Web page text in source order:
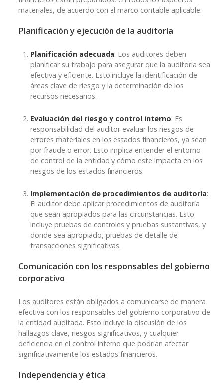
materiales, de acuerdo con el marco contable aplicable.
Planificación y ejecución de la auditoría
Planificación adecuada: Los auditores deben
planificar su trabajo para asegurar que la auditoría sea
efectiva y eficiente. Esto incluye la identificación de
áreas clave de riesgo y la determinación de los
recursos necesarios.
Evaluación del riesgo y control interno: Es
responsabilidad del auditor evaluar los riesgos de
errores materiales en los estados financieros, ya sean
por fraude o error. Esto implica entender el entorno
de control de la entidad y cómo este impacta en los
riesgos de los estados financieros.
Implementación de procedimientos de auditoría:
El auditor debe aplicar procedimientos de auditoría
que sean apropiados para las circunstancias. Esto
incluye pruebas de controles y pruebas sustantivas, y
donde sea apropiado, pruebas de detalle de
transacciones significativas.
Comunicación con los responsables del gobierno
corporativo
Los auditores están obligados a comunicarse de manera
efectiva con los responsables del gobierno corporativo de
la entidad auditada. Esto incluye la discusión de los
hallazgos clave, riesgos significativos, y cualquier
deficiencia en el control interno que podrían afectar
significativamente los estados financieros.
Independencia y ética